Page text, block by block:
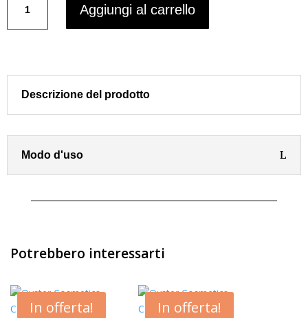
Hair
-
quantità
Aggiungi al carrello
Descrizione del prodotto
Modo d'uso
Potrebbero interessarti
In offerta! In offerta!